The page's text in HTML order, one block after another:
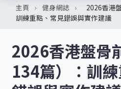
主頁 › 健身網誌 ›
2026香港
訓練重點、常見錯誤與實作建議
2026香港盤骨
134篇）：訓